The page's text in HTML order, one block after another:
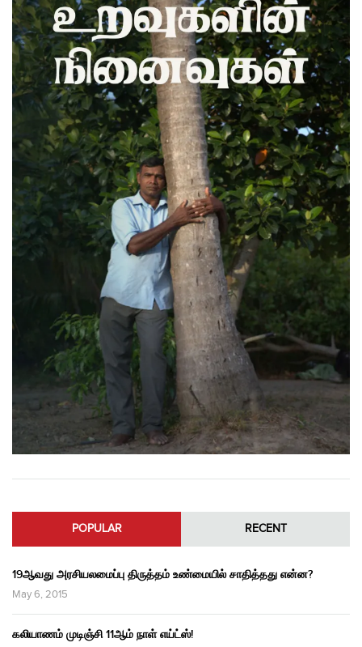
POPULAR RECENT
19ஆவது அரசியலமைப்பு திருத்தம் உண்மையில் சாதித்தது என்ன?
May 6, 2015
கலியாணம் முடிஞ்சி 11ஆம் நாள் எய்ட்ஸ்!